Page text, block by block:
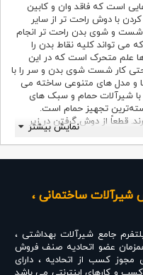
است که فاقد وان و کابین
با دوش راحت تر از سایر
شست و شوی بدن راحت تر انجام
تواند کلیه نقاط بدن را
علم متحرک است که در این
کار شست شوی بدن و سر را با
و مدل های متنوعی ساخته می
شیرآلات حمام و سبک های
تجهیز حمام است.
قطعاً از دوش گرفتن در زیر
داده و در عین حال باعث
ترجیح می‌دهید. هیچ حسی بهتر
کننده نیست. اگر چنین
نمایش بیشتر
شیرآلات ساختمانی ،
جامع شیرآلات بهداشتی ،
عضو اتحادیه صنف فروش
مجوز کسب از اتحادیه ، دارای